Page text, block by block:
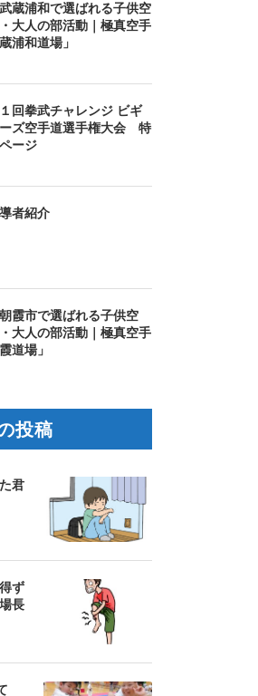
武蔵浦和で選ばれる子供空
大人の部活動｜極真空手
浦和道場」
回拳武チャレンジ ビギ
ズ空手道選手権大会 特
ージ
者紹介
朝霞市で選ばれる子供空
大人の部活動｜極真空手
道場」
投稿
君
ず
長